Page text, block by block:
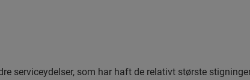
serviceydelser, som har haft de relativt største